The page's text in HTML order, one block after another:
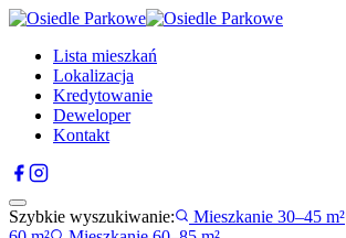
Lista mieszkań
Lokalizacja
Kredytowanie
Deweloper
Kontakt
Szybkie wyszukiwanie: Mieszkanie 30–45 m²